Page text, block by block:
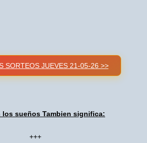
SORTEOS JUEVES 21-05-26 >>
los sueños Tambien significa:
+++